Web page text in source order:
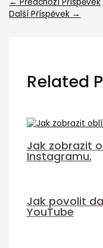
Další Příspěvek →
Related
Jak zobrazit
Instagramu.
Jak povolit
YouTube